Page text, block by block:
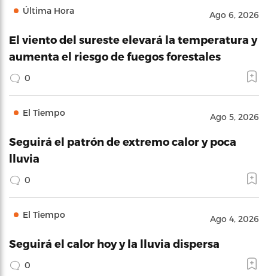
Última Hora Ago 6, 2026
El viento del sureste elevará la temperatura y
aumenta el riesgo de fuegos forestales
0
El Tiempo Ago 5, 2026
Seguirá el patrón de extremo calor y poca
lluvia
0
El Tiempo Ago 4, 2026
Seguirá el calor hoy y la lluvia dispersa
0